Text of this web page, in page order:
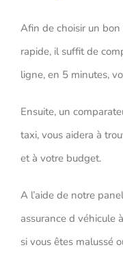
Afin de choisir un bon
rapide, il suffit de
ligne, en 5 minutes,
Ensuite, un
taxi, vous aidera à
et à votre budget.
A l’aide de notre
assurance d véhicule
si vous êtes malussé